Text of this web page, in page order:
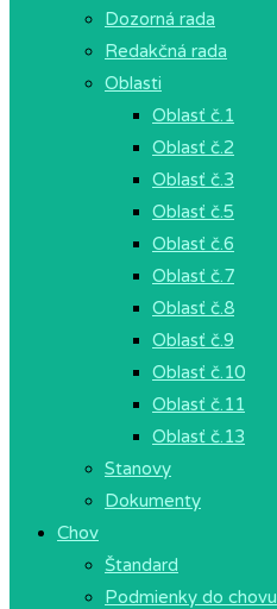
Dozorná rada
Redakčná rada
Oblasti
Oblasť č.1
Oblasť č.2
Oblasť č.3
Oblasť č.5
Oblasť č.6
Oblasť č.7
Oblasť č.8
Oblasť č.9
Oblasť č.10
Oblasť č.11
Oblasť č.13
Stanovy
Dokumenty
Chov
Štandard
Podmienky do chovu